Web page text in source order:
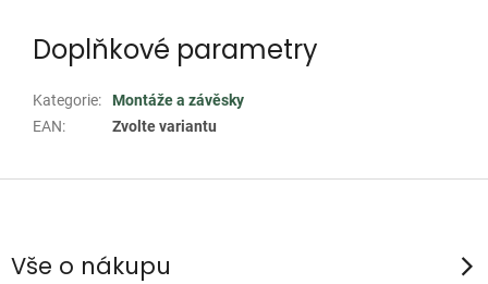
Doplňkové parametry
Kategorie:
Montáže a závěsky
EAN: Zvolte variantu
Z
pVše o nákupu